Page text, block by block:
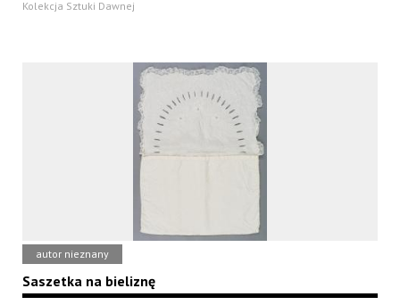
Kolekcja Sztuki Dawnej
autor nieznany
Saszetka na bieliznę